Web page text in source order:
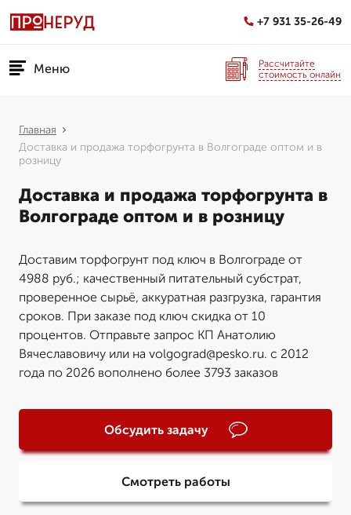
+7 931 35-26-49
Меню
Рассчитайте
стоимость онлайн
Главная
Доставка и продажа торфогрунта в Волгограде оптом и в
розницу
Доставка и продажа торфогрунта в
Волгограде оптом и в розницу
Доставим торфогрунт под ключ в Волгограде от
4988 руб.; качественный питательный субстрат,
проверенное сырьё, аккуратная разгрузка, гарантия
сроков. При заказе под ключ скидка от 10
процентов. Отправьте запрос КП Анатолию
Вячеславовичу или на volgograd@pesko.ru. с 2012
года по 2026 вополнено более 3793 заказов
Обсудить задачу
Смотреть работы